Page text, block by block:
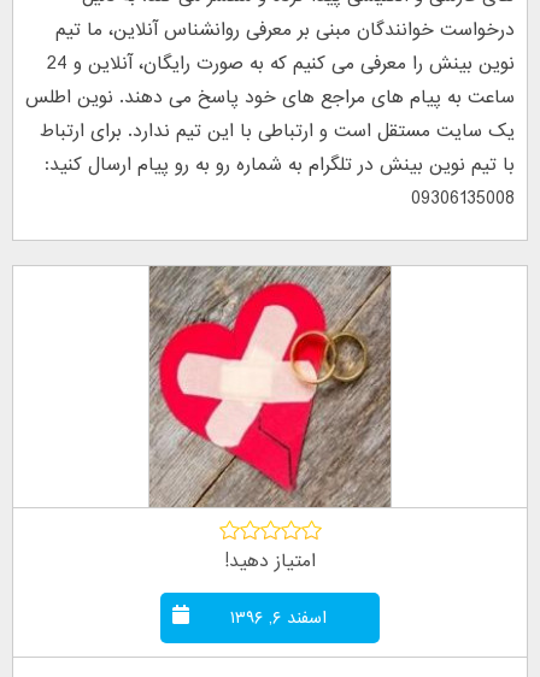
درخواست خوانندگان مبنی بر معرفی روانشناس آنلاین، ما تیم
نوین بینش را معرفی می کنیم که به صورت رایگان، آنلاین و 24
ساعت به پیام های مراجع های خود پاسخ می دهند. نوین اطلس
یک سایت مستقل است و ارتباطی با این تیم ندارد. برای ارتباط
با تیم نوین بینش در تلگرام به شماره رو به رو پیام ارسال کنید:
09306135008
امتیاز دهید!
اسفند ۶, ۱۳۹۶